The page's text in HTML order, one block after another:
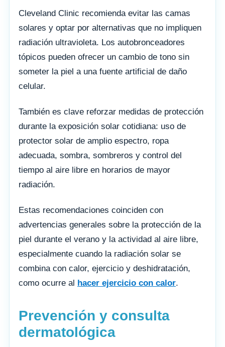
Cleveland Clinic recomienda evitar las camas
solares y optar por alternativas que no impliquen
radiación ultravioleta. Los autobronceadores
tópicos pueden ofrecer un cambio de tono sin
someter la piel a una fuente artificial de daño
celular.
También es clave reforzar medidas de protección
durante la exposición solar cotidiana: uso de
protector solar de amplio espectro, ropa
adecuada, sombra, sombreros y control del
tiempo al aire libre en horarios de mayor
radiación.
Estas recomendaciones coinciden con
advertencias generales sobre la protección de la
piel durante el verano y la actividad al aire libre,
especialmente cuando la radiación solar se
combina con calor, ejercicio y deshidratación,
como ocurre al hacer ejercicio con calor.
Prevención y consulta
dermatológica